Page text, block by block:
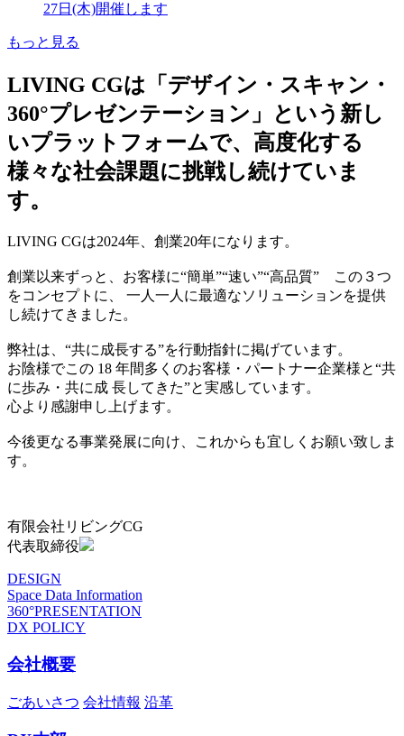
27日(木)開催します
もっと見る
LIVING CGは「デザイン・スキャン・
360°プレゼンテーション」という新し
いプラットフォームで、高度化する
様々な社会課題に挑戦し続けていま
す。
LIVING CGは2024年、創業20年になります。
創業以来ずっと、お客様に“簡単”“速い”“高品質” この３つ
をコンセプトに、 一人一人に最適なソリューションを提供
し続けてきました。
弊社は、“共に成長する”を行動指針に掲げています。
お陰様でこの 18 年間多くのお客様・パートナー企業様と“共
に歩み・共に成 長してきた”と実感しています。
心より感謝申し上げます。
今後更なる事業発展に向け、これからも宜しくお願い致しま
す。
有限会社リビングCG
代表取締役
DESIGN
Space Data Information
360°PRESENTATION
DX POLICY
会社概要
ごあいさつ 会社情報 沿革